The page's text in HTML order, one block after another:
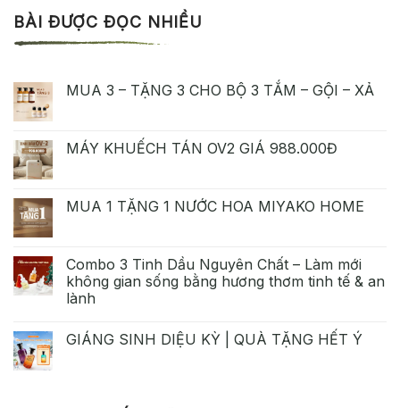
BÀI ĐƯỢC ĐỌC NHIỀU
MUA 3 – TẶNG 3 CHO BỘ 3 TẮM – GỘI – XẢ
MÁY KHUẾCH TÁN OV2 GIÁ 988.000Đ
MUA 1 TẶNG 1 NƯỚC HOA MIYAKO HOME
Combo 3 Tinh Dầu Nguyên Chất – Làm mới
không gian sống bằng hương thơm tinh tế & an
lành
GIÁNG SINH DIỆU KỲ | QUÀ TẶNG HẾT Ý